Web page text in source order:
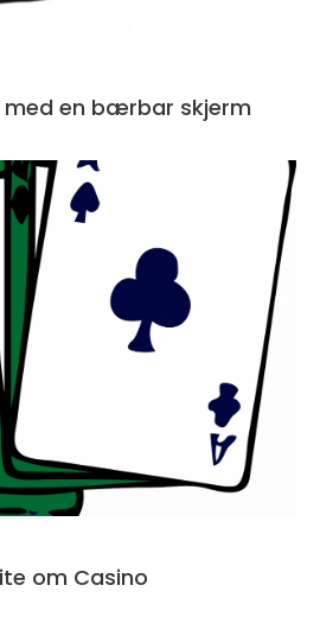
en bærbar skjerm
om Casino